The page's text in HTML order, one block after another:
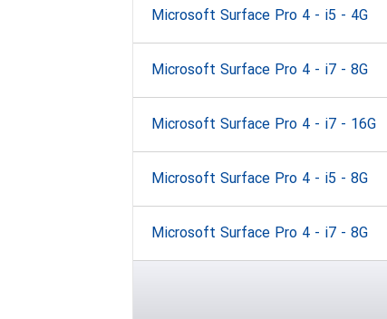
Microsoft Surface Pro 4 - i5 - 4G
Microsoft Surface Pro 4 - i7 - 8G
Microsoft Surface Pro 4 - i7 - 16G
Microsoft Surface Pro 4 - i5 - 8G
Microsoft Surface Pro 4 - i7 - 8G